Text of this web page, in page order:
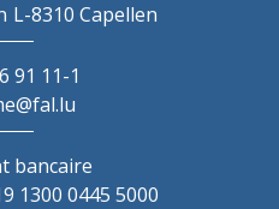
L-8310 Capellen
91 11-1
bancaire
1300 0445 5000